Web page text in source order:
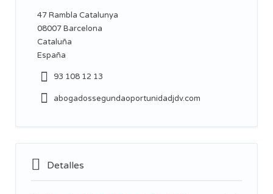
47Rambla Catalunya
08007 Barcelona
Cataluña
España
93 108 12 13
abogadossegundaoportunidadjdv.com
Detalles